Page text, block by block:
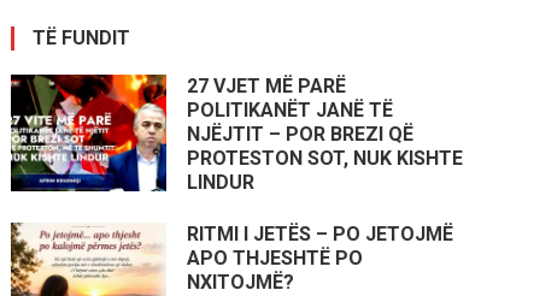
TË FUNDIT
27 VJET MË PARË
POLITIKANËT JANË TË
NJËJTIT – POR BREZI QË
PROTESTON SOT, NUK KISHTE
LINDUR
RITMI I JETËS – PO JETOJMË
APO THJESHTË PO
NXITOJMË?